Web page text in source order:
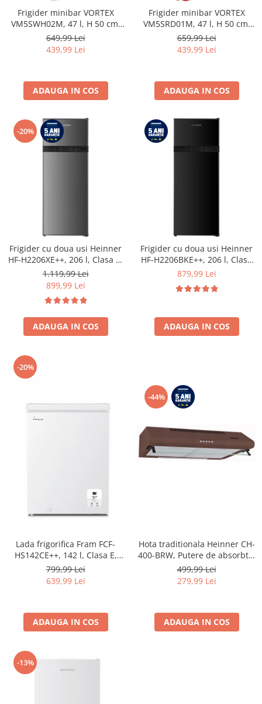
Frigider minibar VORTEX
VM5SWH02M, 47 l, H 50 cm,
Clasa E, alb
649,99 Lei
439,99 Lei
ADAUGA IN COS
Frigider minibar VORTEX
VM5SRD01M, 47 l, H 50 cm,
Clasa E, rosu
659,99 Lei
439,99 Lei
ADAUGA IN COS
-20%
Frigider cu doua usi Heinner
HF-H2206XE++, 206 l, Clasa E,
lumina LED, 3 rafturi de sticla,
H 143 cm, Inox
1.119,99 Lei
899,99 Lei
ADAUGA IN COS
Frigider cu doua usi Heinner
HF-H2206BKE++, 206 l, Clasa
E, lumina LED, 3 rafturi de
879,99 Lei
ADAUGA IN COS
-20%
Lada frigorifica Fram FCF-
HS142CE++, 142 l, Clasa E,
Convertibil
Frigider/Congelator, Control
799,99 Lei
639,99 Lei
ADAUGA IN COS
-44%
Hota traditionala Heinner CH-
400-BRW, Putere de absorbtie
326.4 mc/h, 2 motoare, 60 cm,
Maro
499,99 Lei
279,99 Lei
ADAUGA IN COS
-13%